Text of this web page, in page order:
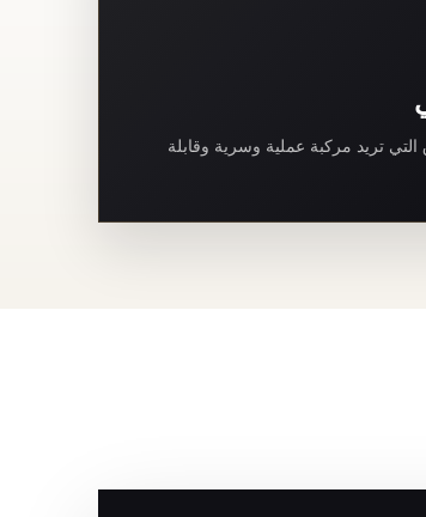
تريد مركبة عملية وسرية وقابلة